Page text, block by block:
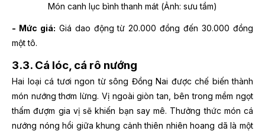
Món canh lục bình thanh mát (Ảnh: sưu tầm)
- Mức giá: Giá dao động từ 20.000 đồng đến 30.000 đồng
một tô.
3.3. Cá lóc, cá rô nướng
Hai loại cá tươi ngon từ sông Đồng Nai được chế biến thành
món nướng thơm lừng. Vị ngoài giòn tan, bên trong mềm ngọt
thấm đượm gia vị sẽ khiến bạn say mê. Thưởng thức món cá
nướng nóng hổi giữa khung cảnh thiên nhiên hoang dã là một